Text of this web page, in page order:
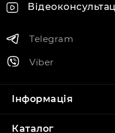
Telegram
Viber
Інформація
Каталог